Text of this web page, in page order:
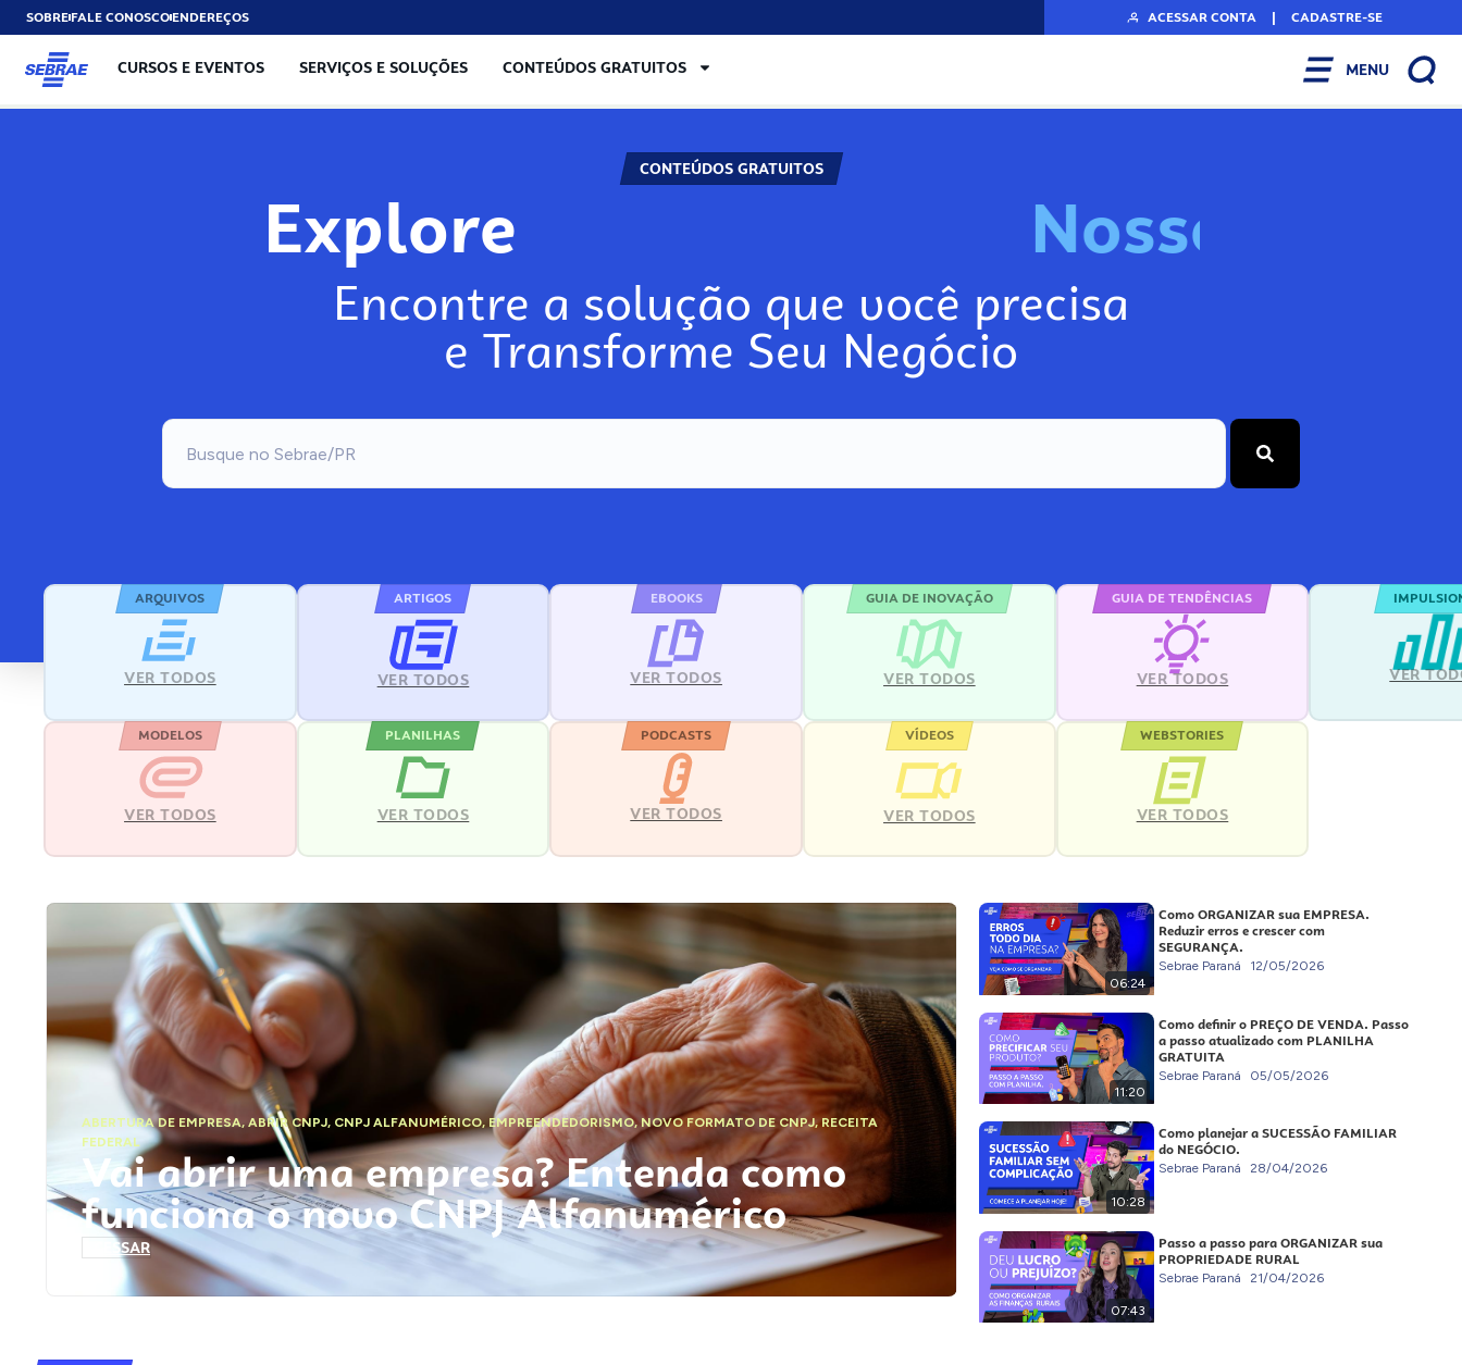
SOBREFALE CONOSCOENDEREÇOS ACESSAR CONTA | CADASTRE-SE
CURSOS E EVENTOS SERVIÇOS E SOLUÇÕES CONTEÚDOS GRATUITOS MENU
CONTEÚDOS GRATUITOS
Explore No
Encontre a solução que você precisa
e Transforme Seu Negócio
ARQUIVOS
VER TODOS
ARTIGOS
VER TODOS
EBOOKS
VER TODOS
GUIA DE INOVAÇÃO
VER TODOS
GUIA DE TENDÊNCIAS
VER TODOS VER
MODELOS
VER TODOS
PLANILHAS
VER TODOS
PODCASTS
VER TODOS
VÍDEOS
VER TODOS
WEBSTORIES
VER TODOS
ABERTURA DE EMPRESA,ABRIR CNPJ, CNPJ ALFANUMÉRICO, EMPREENDEDORISMO,NOVO FORMATO DE CNPJ,RECEITA
FEDERAL
Vai abrir uma empresa? Entenda como
funciona o novo CNPJ Alfanumérico
ACESSAR
06:24
Como ORGANIZAR sua EMPRESA.
Reduzir erros e crescer com
SEGURANÇA.
Sebrae Paraná 12/05/2026
11:20
Como definir o PREÇO DE VENDA. Passo
a passo atualizado com PLANILHA
GRATUITA
Sebrae Paraná 05/05/2026
10:28
Como planejar a SUCESSÃO FAMILIAR
do NEGÓCIO.
Sebrae Paraná 28/04/2026
07:43
Passo a passo para ORGANIZAR sua
PROPRIEDADE RURAL
Sebrae Paraná 21/04/2026